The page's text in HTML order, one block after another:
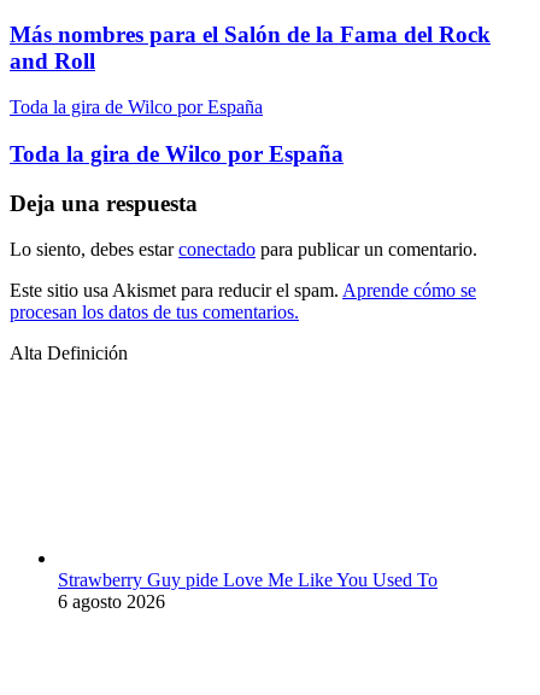
Más nombres para el Salón de la Fama del Rock
and Roll
Toda la gira de Wilco por España
Toda la gira de Wilco por España
Deja una respuesta
Lo siento, debes estarconectado para publicar un comentario.
Este sitio usa Akismet para reducir el spam. Aprende cómo se
procesan los datos de tus comentarios.
Alta Definición
Strawberry Guy pide Love Me Like You Used To
6 agosto 2026